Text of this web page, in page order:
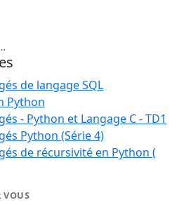
de langage SQL
Python
- Python et Langage C - TD1
Python (Série 4)
de récursivité en Python (
VOUS